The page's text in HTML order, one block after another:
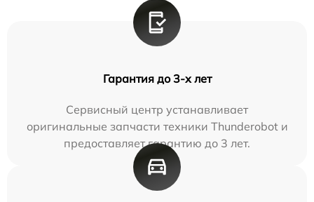
Гарантия до 3-х лет
Сервисный центр устанавливает
оригинальные запчасти техники Thunderobot и
предоставляет гарантию до 3 лет.